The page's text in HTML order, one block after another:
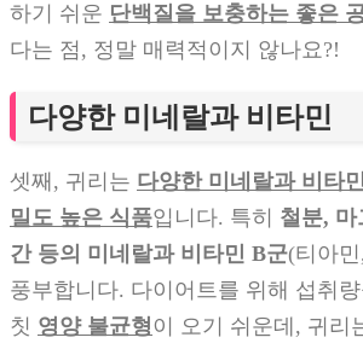
하기 쉬운 단백질을 보충하는 좋은
다는 점, 정말 매력적이지 않나요?!
다양한 미네랄과 비타민
셋째, 귀리는 다양한 미네랄과 비타민
밀도 높은 식품입니다. 특히 철분,
간 등의 미네랄과 비타민 B군(티아민
풍부합니다. 다이어트를 위해 섭취
칫 영양 불균형이 오기 쉬운데, 귀리